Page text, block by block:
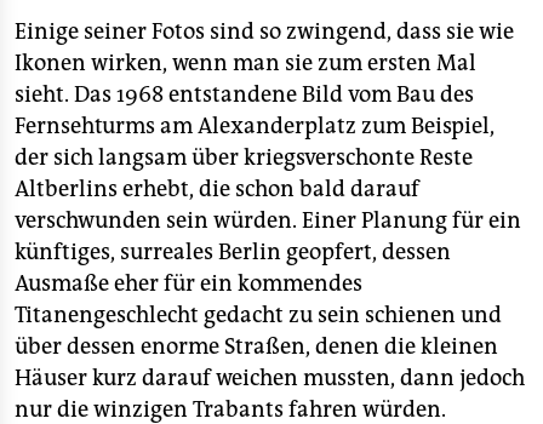
abo
genossenschaft
epaper login
Einige seiner Fotos sind so zwingend, dass sie wie
Ikonen wirken, wenn man sie zum ersten Mal
sieht. Das 1968 entstandene Bild vom Bau des
Fernsehturms am Alexanderplatz zum Beispiel,
der sich langsam über kriegsverschonte Reste
Altberlins erhebt, die schon bald darauf
verschwunden sein würden. Einer Planung für ein
künftiges, surreales Berlin geopfert, dessen
Ausmaße eher für ein kommendes
Titanengeschlecht gedacht zu sein schienen und
über dessen enorme Straßen, denen die kleinen
Häuser kurz darauf weichen mussten, dann jedoch
nur die winzigen Trabants fahren würden.